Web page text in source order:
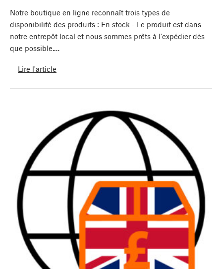
Notre boutique en ligne reconnaît trois types de
disponibilité des produits : En stock - Le produit est dans
notre entrepôt local et nous sommes prêts à l'expédier dès
que possible.…
Lire l'article